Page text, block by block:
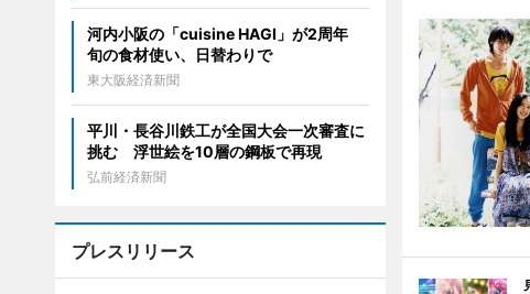
河内小阪の「cuisine HAGI」が2周年
旬の食材使い、日替わりで
東大阪経済新聞
平川・長谷川鉄工が全国大会一次審査に
挑む 浮世絵を10層の鋼板で再現
弘前経済新聞
プレスリリース